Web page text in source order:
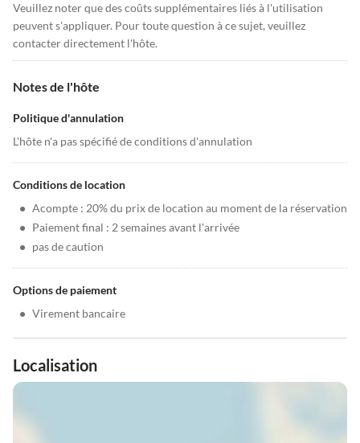
Veuillez noter que des coûts supplémentaires liés à l'utilisation
peuvent s'appliquer. Pour toute question à ce sujet, veuillez
contacter directement l'hôte.
Notes de l'hôte
Politique d'annulation
L'hôte n'a pas spécifié de conditions d'annulation
Conditions de location
• Acompte : 20% du prix de location au moment de la réservation
• Paiement final : 2 semaines avant l'arrivée
• pas de caution
Options de paiement
• Virement bancaire
Localisation